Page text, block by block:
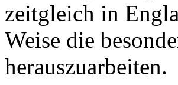
zeitgleich in
Weise die
herauszuarbeiten.